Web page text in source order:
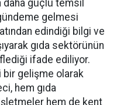
daha güçlü temsil
gelmesi
edindiği bilgi ve
gıda sektörünün
ifade ediliyor.
bir gelişme olarak
hem gıda
hem de kent